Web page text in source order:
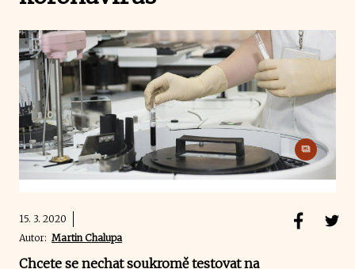
15. 3. 2020
Autor: Martin Chalupa
Chcete se nechat soukromě testovat na